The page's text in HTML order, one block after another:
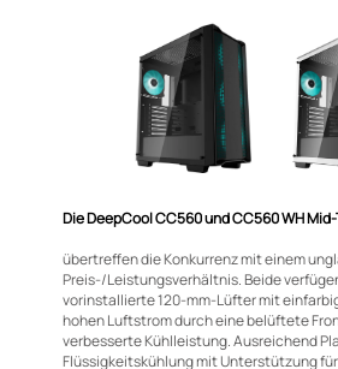
Die DeepCool CC560 und CC560 WH
übertreffen die Konkurrenz mit einem
Preis-/Leistungsverhältnis. Beide
vorinstallierte 120-mm-Lüfter mit
hohen Luftstrom durch eine belüftete
verbesserte Kühlleistung. Ausreichend
Flüssigkeitskühlung mit Unterstützung